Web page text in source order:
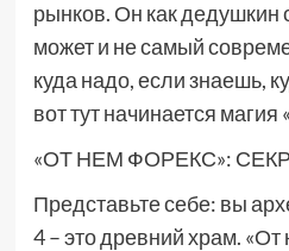
рынков. Он как дедушкин
может и не самый
куда надо, если знаешь,
вот тут начинается
«ОТ НЕМ ФОРЕКС»:
Представьте себе: вы
4 – это древний храм. «От